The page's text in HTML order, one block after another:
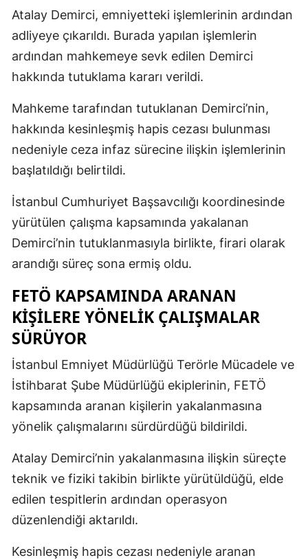
Atalay Demirci, emniyetteki işlemlerinin ardından
adliyeye çıkarıldı. Burada yapılan işlemlerin
ardından mahkemeye sevk edilen Demirci
hakkında tutuklama kararı verildi.
Mahkeme tarafından tutuklanan Demirci’nin,
hakkında kesinleşmiş hapis cezası bulunması
nedeniyle ceza infaz sürecine ilişkin işlemlerinin
başlatıldığı belirtildi.
İstanbul Cumhuriyet Başsavcılığı koordinesinde
yürütülen çalışma kapsamında yakalanan
Demirci’nin tutuklanmasıyla birlikte, firari olarak
arandığı süreç sona ermiş oldu.
FETÖ KAPSAMINDA ARANAN
KIŞILERE YÖNELIK ÇALIŞMALAR
SÜRÜYOR
İstanbul Emniyet Müdürlüğü Terörle Mücadele ve
İstihbarat Şube Müdürlüğü ekiplerinin, FETÖ
kapsamında aranan kişilerin yakalanmasına
yönelik çalışmalarını sürdürdüğü bildirildi.
Atalay Demirci’nin yakalanmasına ilişkin süreçte
teknik ve fiziki takibin birlikte yürütüldüğü, elde
edilen tespitlerin ardından operasyon
düzenlendiği aktarıldı.
Kesinleşmiş hapis cezası nedeniyle aranan